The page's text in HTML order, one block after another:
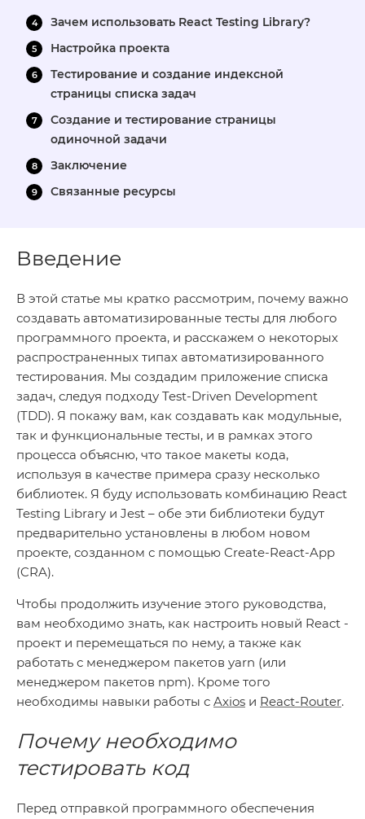
Зачем использовать React Testing Library?
Настройка проекта
Тестирование и создание индексной
страницы списка задач
Создание и тестирование страницы
одиночной задачи
Заключение
Связанные ресурсы
Введение
В этой статье мы кратко рассмотрим, почему важно
создавать автоматизированные тесты для любого
программного проекта, и расскажем о некоторых
распространенных типах автоматизированного
тестирования. Мы создадим приложение списка
задач, следуя подходу Test-Driven Development
(TDD). Я покажу вам, как создавать как модульные,
так и функциональные тесты, и в рамках этого
процесса объясню, что такое макеты кода,
используя в качестве примера сразу несколько
библиотек. Я буду использовать комбинацию React
Testing Library и Jest – обе эти библиотеки будут
предварительно установлены в любом новом
проекте, созданном с помощью Create-React-App
(CRA).
Чтобы продолжить изучение этого руководства,
вам необходимо знать, как настроить новый React -
проект и перемещаться по нему, а также как
работать с менеджером пакетов yarn (или
менеджером пакетов npm). Кроме того
необходимы навыки работы с Axios и React-Router.
Почему необходимо
тестировать код
Перед отправкой программного обеспечения